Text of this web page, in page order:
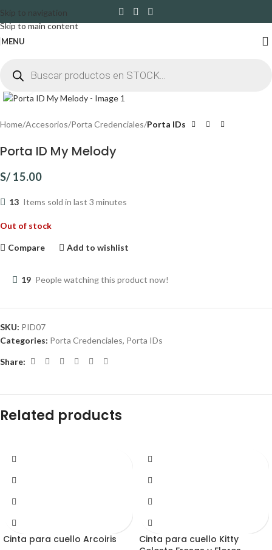
Skip to navigation
Skip to main content
MENU
Click to enlarge
Home Accesorios Porta Credenciales Porta IDs
Porta ID My Melody
S/ 15.00
13 Items sold in last 3 minutes
Out of stock
Compare Add to wishlist
19 People watching this product now!
SKU: PID07
Categories: Porta Credenciales, Porta IDs
Share:
Related products
Cinta para cuello Arcoiris
Cinta para cuello Kitty